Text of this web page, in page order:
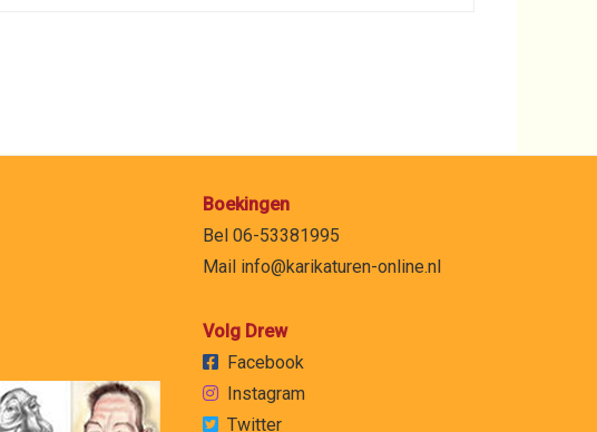
Boekingen
Bel 06-53381995
Mail info@karikaturen-online.nl
Volg Drew
Facebook
Instagram
Twitter